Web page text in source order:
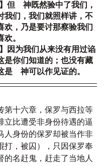
但　神既然验中了我们，
我们，我们就照样讲，不
欢，乃是要讨那察验我们
欢。
】因为我们从来没有用过谄
是你们知道的；也没有藏
是　神可以作见证的。
第十六章，保罗与西拉等
立比遭受非身份待遇的逼
人身份的保罗却被当作非
打，被囚），只因保罗奉
的名赶鬼，赶走了当地人